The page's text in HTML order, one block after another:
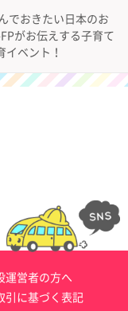
でおきたい日本のお
がお伝えする子育て
ベント！
運営者の方へ
引に基づく表記